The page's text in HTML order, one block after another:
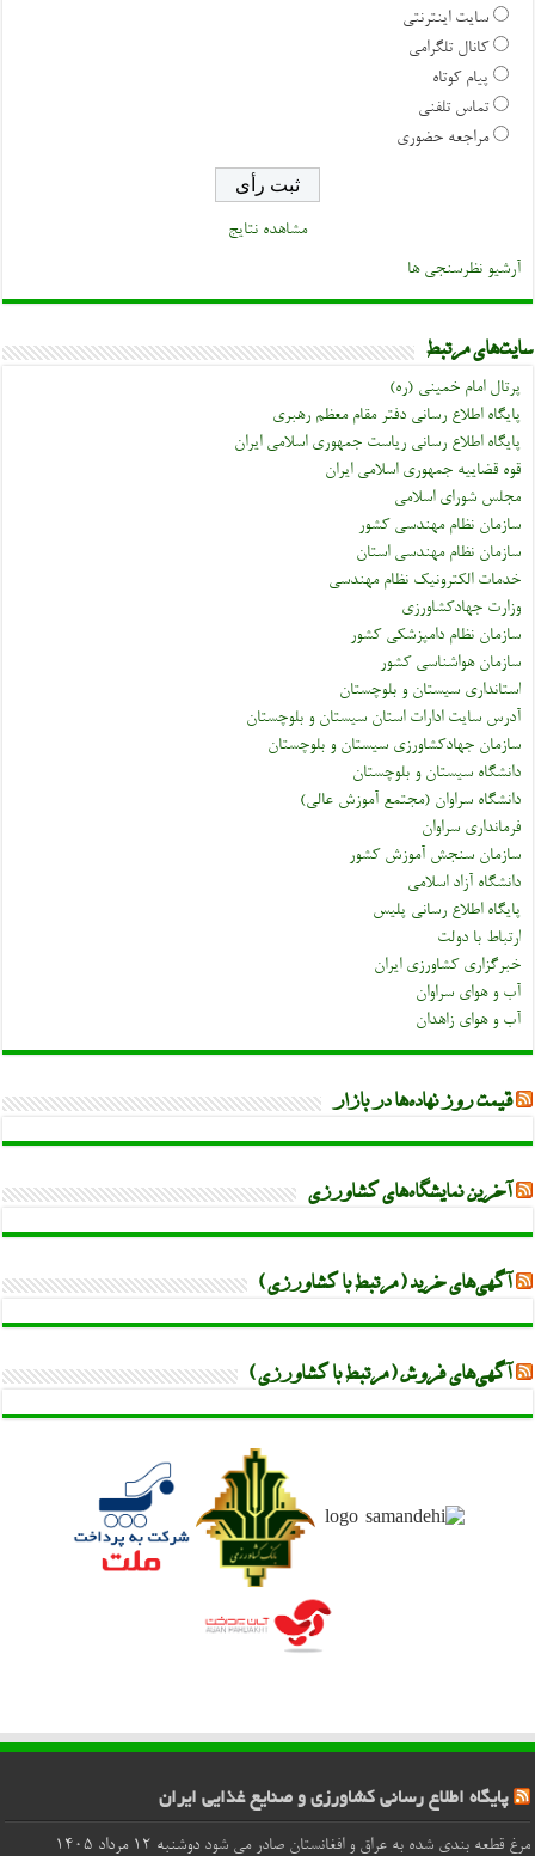
سایت اینترنتی
کانال تلگرامی
پیام کوتاه
تماس تلفنی
مراجعه حضوری
مشاهده نتایج
آرشیو نظرسنجی ها
سایت‌های مرتبط
پرتال امام خمینی (ره)
پایگاه اطلاع رسانی دفتر مقام معظم رهبری
پایگاه اطلاع رسانی ریاست جمهوری اسلامی ایران
قوه قضاییه جمهوری اسلامی ایران
مجلس شورای اسلامی
سازمان نظام مهندسی کشور
سازمان نظام مهندسی استان
خدمات الکترونیک نظام مهندسی
وزارت جهادکشاورزی
سازمان نظام دامپزشکی کشور
سازمان هواشناسی کشور
استانداری سیستان و بلوچستان
آدرس سایت ادارات استان سیستان و بلوچستان
سازمان جهادکشاورزی سیستان و بلوچستان
دانشگاه سیستان و بلوچستان
دانشگاه سراوان (مجتمع آموزش عالی)
فرمانداری سراوان
سازمان سنجش آموزش کشور
دانشگاه آزاد اسلامی
پایگاه اطلاع رسانی پلیس
ارتباط با دولت
خبرگزاری کشاورزی ایران
آب و هوای سراوان
آب و هوای زاهدان
قیمت روز نهاده‌ها در بازار
آخرین نمایشگاه‌های کشاورزی
آگهی‌های خرید (مرتبط با کشاورزی)
آگهی‌های فروش (مرتبط با کشاورزی)
پایگاه اطلاع رسانی کشاورزی و صنایع غذایی ایران
مرغ قطعه‌ بندی شده به عراق و افغانستان صادر می شود دوشنبه ۱۲ مرداد ۱۴۰۵